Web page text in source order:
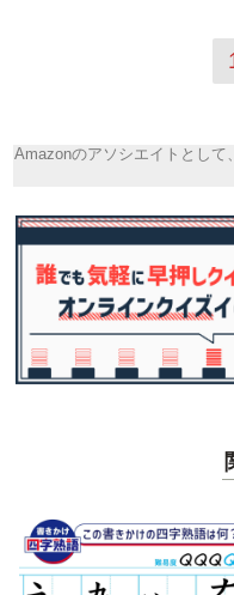
Amazonのアソシエイトとし